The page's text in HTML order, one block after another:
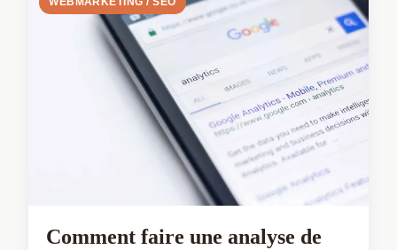
Comment faire une analyse de